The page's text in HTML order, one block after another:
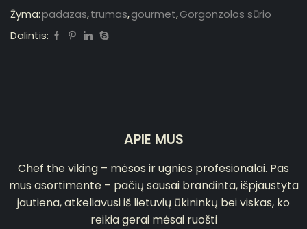
Žyma:padazas,trumas,gourmet,Gorgonzolos sūrio
Dalintis:
APIE MUS
Chef the viking – mėsos ir ugnies profesionalai. Pas
mus asortimente – pačių sausai brandinta, išpjaustyta
jautiena, atkeliavusi iš lietuvių ūkininkų bei viskas, ko
reikia gerai mėsai ruošti